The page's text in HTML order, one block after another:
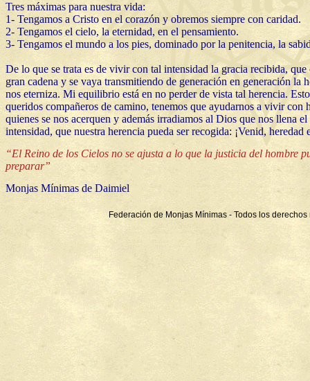
Tres máximas para nuestra vida:
1- Tengamos a Cristo en el corazón y obremos siempre con caridad.
2- Tengamos el cielo, la eternidad, en el pensamiento.
3- Tengamos el mundo a los pies, dominado por la penitencia, la
De lo que se trata es de vivir con tal intensidad la gracia recibida, que
gran cadena y se vaya transmitiendo de generación en generación la
nos eterniza. Mi equilibrio está en no perder de vista tal herencia.
queridos compañeros de camino, tenemos que ayudarnos a vivir con
quienes se nos acerquen y además irradiamos al Dios que nos llena
intensidad, que nuestra herencia pueda ser recogida: ¡Venid,
“El Reino de los Cielos no se ajusta a lo que la justicia del hombre
preparar”
Monjas Mínimas de Daimiel
Federación de Monjas Mínimas - Todos los